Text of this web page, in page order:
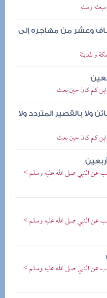
وسنه
وعشر من مهاجره إلى
والمدينة
كم كان حين بعث
ولا بالقصير المتردد ولا
كم كان حين بعث
عن النبي صلى الله عليه وسلم >
عن النبي صلى الله عليه وسلم >
عن النبي صلى الله عليه وسلم >